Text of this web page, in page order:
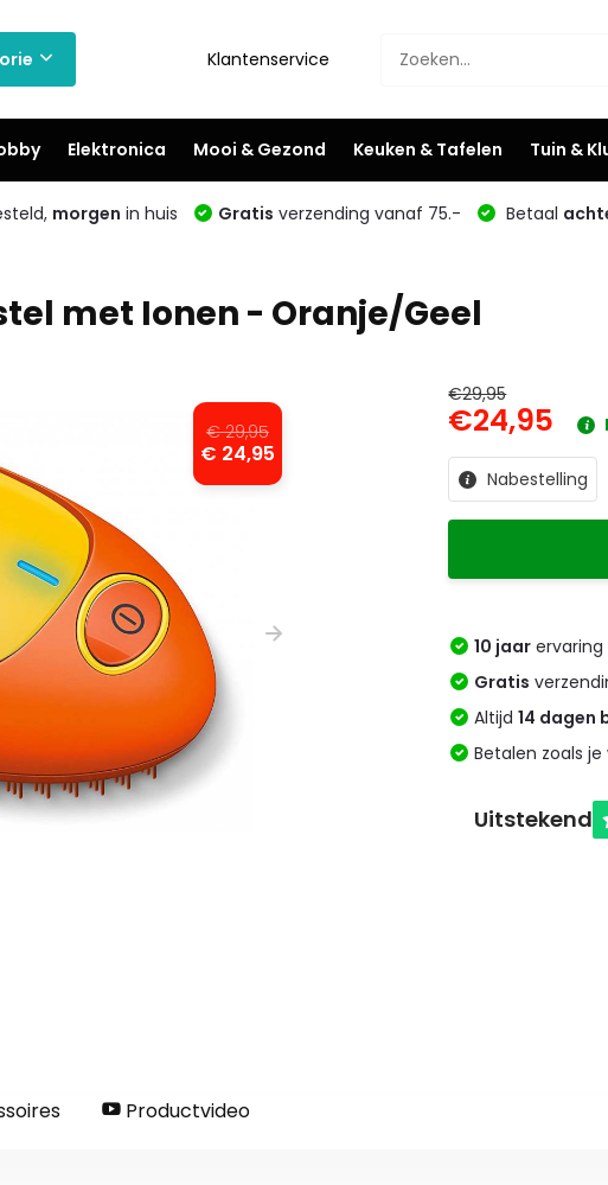
Klantenservice
Elektronica Mooi & Gezond Keuken & Tafelen Tuin &
morgen in huis Gratis verzending vanaf 75.- Betaal
met Ionen - Oranje/Geel
€ 29,95
€ 24,95
€29,95
€24,95
Nabestelling
10 jaar ervaring
Gratis
Altijd14 dagen
Betalen zoals
Productvideo